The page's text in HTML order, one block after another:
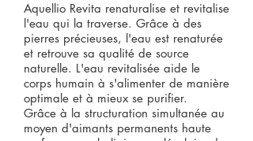
Aquellio Revita renaturalise et revitalise
l'eau qui la traverse. Grâce à des
pierres précieuses, l'eau est renaturée
et retrouve sa qualité de source
naturelle. L'eau revitalisée aide le
corps humain à s'alimenter de manière
optimale et à mieux se purifier.
​Grâce à la structuration simultanée au
moyen d'aimants permanents haute